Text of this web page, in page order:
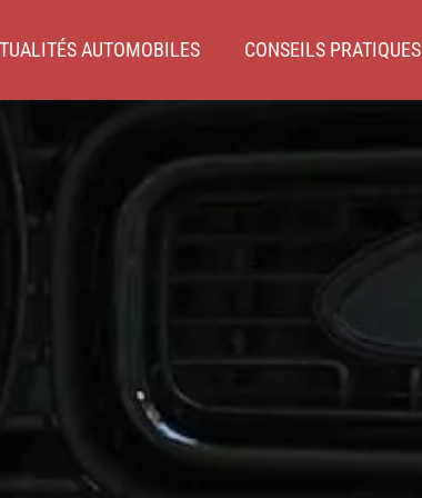
AUTOMOBILES CONSEILS PRATIQUES